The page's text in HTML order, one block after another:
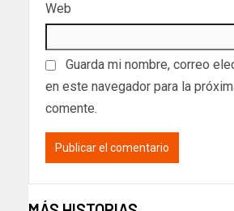
Web
Guarda mi nombre, correo
en este navegador para la
comente.